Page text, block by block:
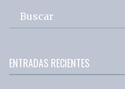
Buscar
ENTRADAS RECIENTES